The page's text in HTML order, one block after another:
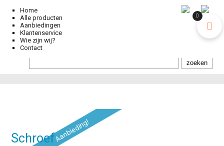
Home
Alle producten
Aanbiedingen
Klantenservice
Wie zijn wij?
Contact
Aanbieding!
Schroef
0